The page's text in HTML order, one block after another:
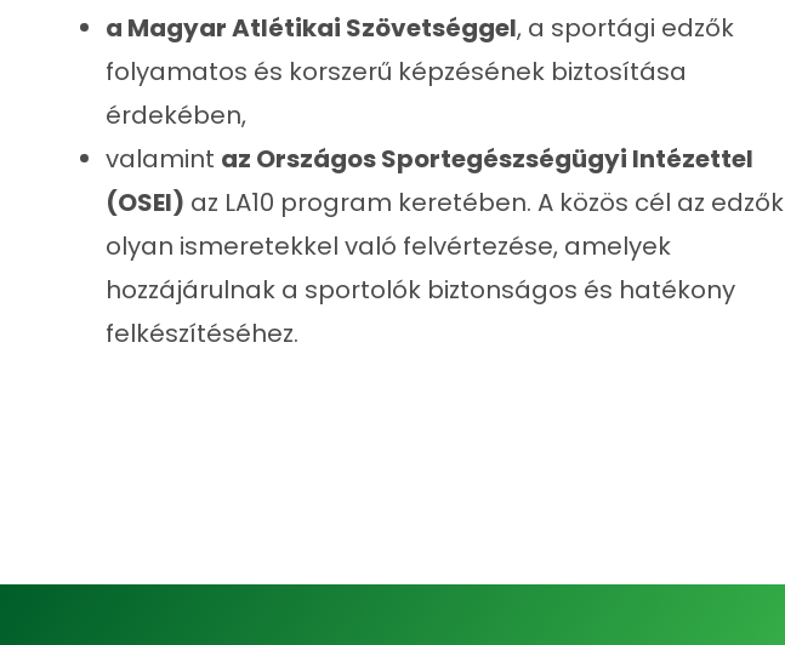
a Magyar Atlétikai Szövetséggel, a sportági edzők
folyamatos és korszerű képzésének biztosítása
érdekében,
valamint az Országos Sportegészségügyi Intézettel
(OSEI) az LA10 program keretében. A közös cél az edzők
olyan ismeretekkel való felvértezése, amelyek
hozzájárulnak a sportolók biztonságos és hatékony
felkészítéséhez.